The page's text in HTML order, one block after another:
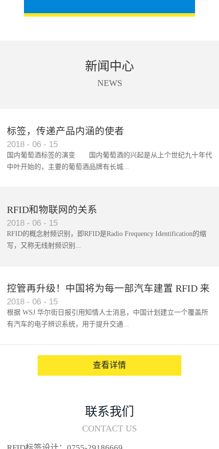
新闻中心
NEWS
标签，传递产品内涵的使者
2018 - 06 - 15
国内葡萄酒标签的演变 国内葡萄酒的兴起是从上个世纪九十年代
中叶开始的，主要的葡萄酒品牌有长城...
RFID和物联网的关系
2018 - 06 - 15
RFID的概念射频识别，即RFID是Radio Frequency Identification的缩
写，又称无线射频识别...
控管再升级！中国将为每一部汽车建置 RFID 来
架构辨识系统
2018 - 06 - 15
根据 WSJ 华尔街日报引用知情人士消息，中国计划建立一个覆盖所
有汽车的电子辨识系统，用于提升交通...
查看详情
联系我们
CONTACT US